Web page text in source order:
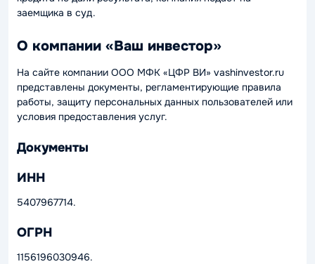
заемщика в суд.
О компании «Ваш инвестор»
На сайте компании ООО МФК «ЦФР ВИ» vashinvestor.ru
представлены документы, регламентирующие правила
работы, защиту персональных данных пользователей или
условия предоставления услуг.
Документы
ИНН
5407967714.
ОГРН
1156196030946.